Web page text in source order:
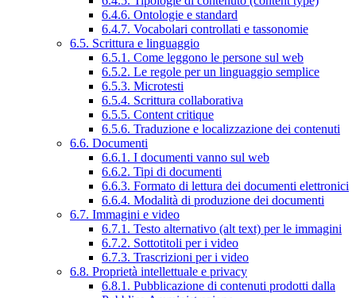
6.4.6. Ontologie e standard
6.4.7. Vocabolari controllati e tassonomie
6.5. Scrittura e linguaggio
6.5.1. Come leggono le persone sul web
6.5.2. Le regole per un linguaggio semplice
6.5.3. Microtesti
6.5.4. Scrittura collaborativa
6.5.5. Content critique
6.5.6. Traduzione e localizzazione dei contenuti
6.6. Documenti
6.6.1. I documenti vanno sul web
6.6.2. Tipi di documenti
6.6.3. Formato di lettura dei documenti elettronici
6.6.4. Modalità di produzione dei documenti
6.7. Immagini e video
6.7.1. Testo alternativo (alt text) per le immagini
6.7.2. Sottotitoli per i video
6.7.3. Trascrizioni per i video
6.8. Proprietà intellettuale e privacy
6.8.1. Pubblicazione di contenuti prodotti dalla